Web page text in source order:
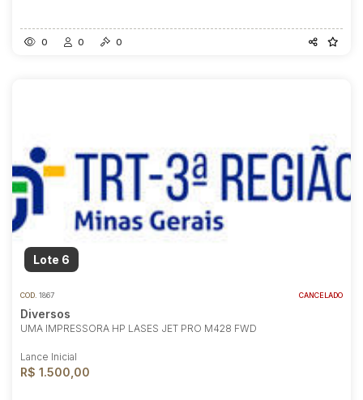
0 0 0
Lote 6
COD. 1867 CANCELADO
Diversos
UMA IMPRESSORA HP LASES JET PRO M428 FWD
Lance Inicial
R$ 1.500,00